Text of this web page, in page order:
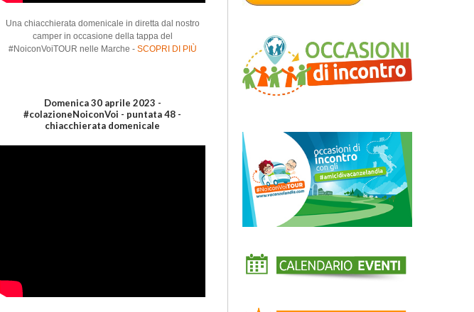
Una chiacchierata domenicale in diretta dal nostro
camper in occasione della tappa del
#NoiconVoiTOUR nelle Marche - SCOPRI DI PIÙ
Domenica 30 aprile 2023 -
#colazioneNoiconVoi - puntata 48 -
chiacchierata domenicale